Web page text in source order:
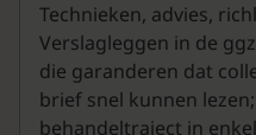
Technieken, advies,
Verslagleggen in de
die garanderen dat
brief snel kunnen
behandeltraject in